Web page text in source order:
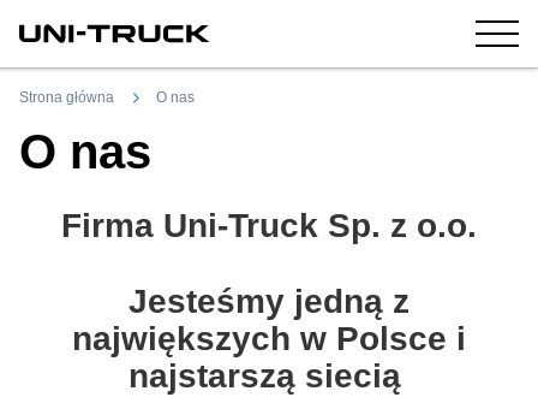
Strona główna O nas
O nas
Firma Uni-Truck Sp. z o.o.
Jesteśmy jedną z
największych w Polsce i
najstarszą siecią